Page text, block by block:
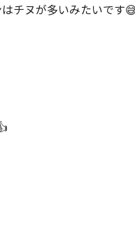
チヌが多いみたいです